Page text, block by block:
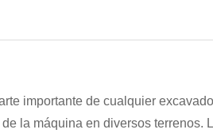
importante de cualquier
la máquina en diversos terrenos.